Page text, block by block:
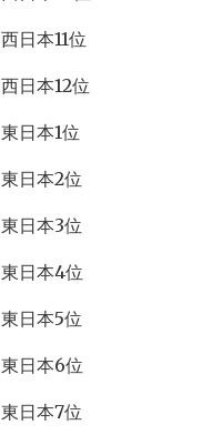
西日本11位
西日本12位
東日本1位
東日本2位
東日本3位
東日本4位
東日本5位
東日本6位
東日本7位